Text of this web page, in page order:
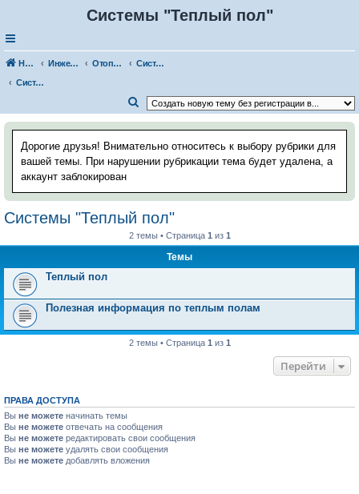
Системы "Теплый пол"
Наш Хаус-форум Инженерные системы Отопление
Системы водяного отопления
Системы "Теплый пол"
о
с
Дорогие друзья! Внимательно относитесь к выбору рубрики для
вашей темы. При нарушении рубрикации тема будет удалена, а
аккаунт заблокирован
Системы "Теплый пол"
2 темы • Страница 1 из 1
Темы
Теплый пол
Полезная информация по теплым полам
2 темы • Страница 1 из 1
Перейти
ПРАВА ДОСТУПА
Вы не можете начинать темы
Вы не можете отвечать на сообщения
Вы не можете редактировать свои сообщения
Вы не можете удалять свои сообщения
Вы не можете добавлять вложения